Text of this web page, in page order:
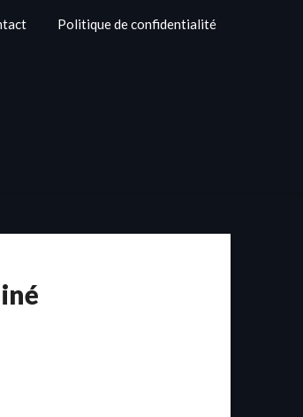
Politique de confidentialité